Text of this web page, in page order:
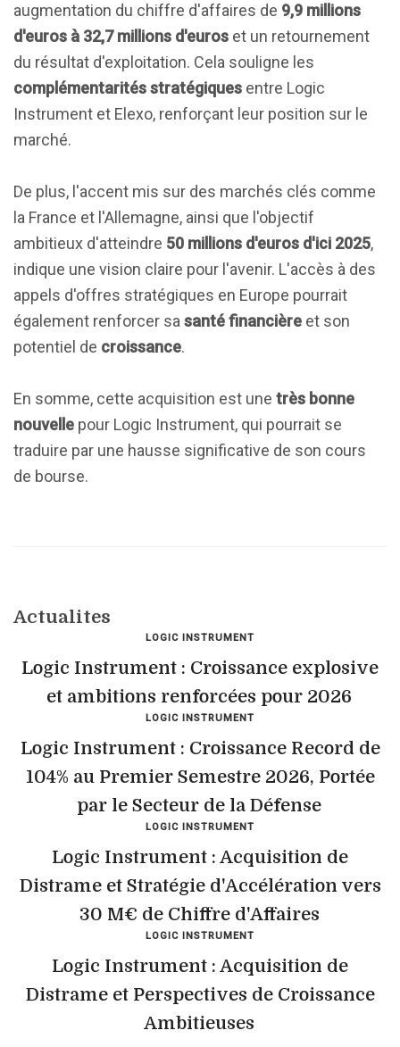
augmentation du chiffre d'affaires de 9,9 millions
d'euros à 32,7 millions d'euros et un retournement
du résultat d'exploitation. Cela souligne les
complémentarités stratégiques entre Logic
Instrument et Elexo, renforçant leur position sur le
marché.
De plus, l'accent mis sur des marchés clés comme
la France et l'Allemagne, ainsi que l'objectif
ambitieux d'atteindre 50 millions d'euros d'ici 2025,
indique une vision claire pour l'avenir. L'accès à des
appels d'offres stratégiques en Europe pourrait
également renforcer sa santé financière et son
potentiel de croissance.
En somme, cette acquisition est une très bonne
nouvelle pour Logic Instrument, qui pourrait se
traduire par une hausse significative de son cours
de bourse.
Actualites
LOGIC INSTRUMENT
Logic Instrument : Croissance explosive
et ambitions renforcées pour 2026
LOGIC INSTRUMENT
Logic Instrument : Croissance Record de
104% au Premier Semestre 2026, Portée
par le Secteur de la Défense
LOGIC INSTRUMENT
Logic Instrument : Acquisition de
Distrame et Stratégie d'Accélération vers
30 M€ de Chiffre d'Affaires
LOGIC INSTRUMENT
Logic Instrument : Acquisition de
Distrame et Perspectives de Croissance
Ambitieuses